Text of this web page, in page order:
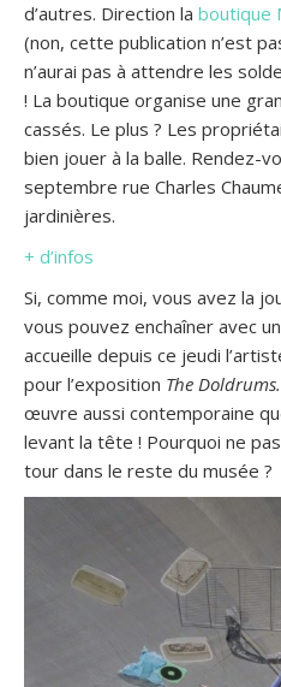
d’autres. Direction la boutique
(non, cette publication n’est
n’aurai pas à attendre les
! La boutique organise une
cassés. Le plus ? Les
bien jouer à la balle. Rendez-
septembre rue Charles
jardinières.
+ d’infos
Si, comme moi, vous avez la
vous pouvez enchaîner avec
accueille depuis ce jeudi
pour l’exposition The Doldrums.
œuvre aussi contemporaine
levant la tête ! Pourquoi ne
tour dans le reste du musée ?